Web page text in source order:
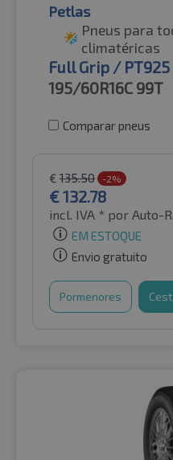
Petlas
Pneus para
climatéricas
Full Grip / PT925
195/60R16C 99T
Comparar pneus
€ 135.50 -2%
€132.78
incl. IVA * por Auto-
EM ESTOQUE
Envio gratuito
Pormenores